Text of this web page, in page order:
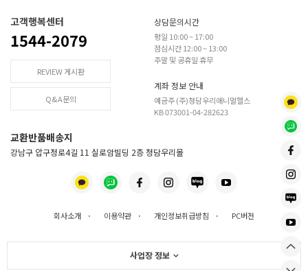
고객행복센터
1544-2079
REVIEW 게시판
Q&A문의
상담문의시간
평일 10:00 ~ 17:00
점심시간 12:00 ~ 13:00
주말 및 공휴일 휴무
계좌 정보 안내
예금주 (주)청담우리애니멀헬스
KB 073001-04-282623
교환반품배송지
강남구 압구정로4길 11 실로암빌딩 2층 청담우리몰
회사소개 · 이용약관 · 개인정보취급방침 · PC버전
사업장 정보